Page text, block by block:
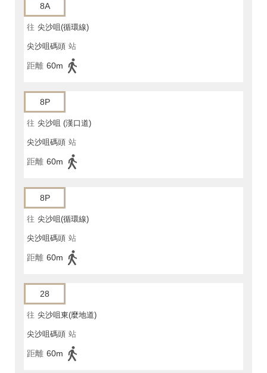
8A
往 尖沙咀(循環線)
尖沙咀碼頭 站
距離 60m
8P
往 尖沙咀 (漢口道)
尖沙咀碼頭 站
距離 60m
8P
往 尖沙咀(循環線)
尖沙咀碼頭 站
距離 60m
28
往 尖沙咀東(麼地道)
尖沙咀碼頭 站
距離 60m